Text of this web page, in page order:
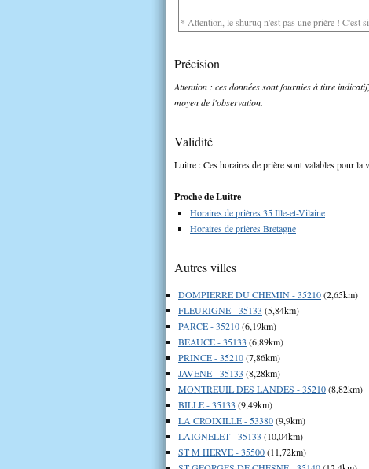
* Attention, le shuruq n'est pas une prière ! C'est
Précision
Attention : ces données sont fournies à titre
moyen de l'observation.
Validité
Luitre : Ces horaires de prière sont valables pour la
Proche de Luitre
Horaires de prières 35 Ille-et-Vilaine
Horaires de prières Bretagne
Autres villes
DOMPIERRE DU CHEMIN - 35210(2,65km)
FLEURIGNE - 35133 (5,84km)
PARCE - 35210(6,19km)
BEAUCE - 35133 (6,89km)
PRINCE - 35210(7,86km)
JAVENE - 35133 (8,28km)
MONTREUIL DES LANDES - 35210(8,82km)
BILLE - 35133 (9,49km)
LA CROIXILLE - 53380(9,9km)
LAIGNELET - 35133 (10,04km)
ST M HERVE - 35500(11,72km)